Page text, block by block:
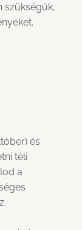
szükségük,
és
téli
a